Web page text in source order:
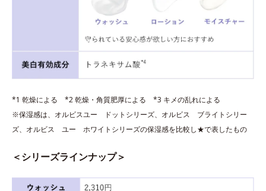
*1 乾燥による *2 乾燥・角質肥厚による *3 キメの乱れによる
※保湿感は、オルビスユー ドットシリーズ、オルビス ブライトシリー
ズ、オルビス ユー ホワイトシリーズの保湿感を比較し★で表したもの
＜シリーズラインナップ＞